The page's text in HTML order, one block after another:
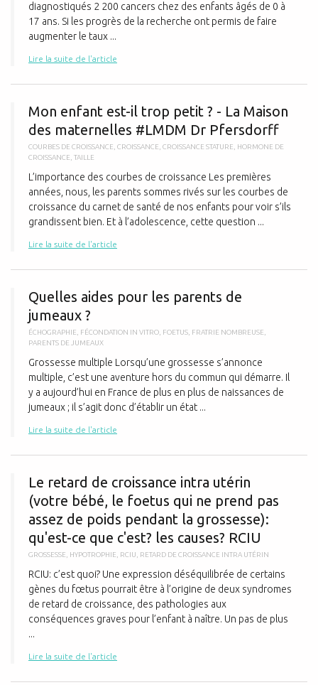
diagnostiqués 2 200 cancers chez des enfants âgés de 0 à
17 ans. Si les progrès de la recherche ont permis de faire
augmenter le taux ...
Lire la suite de l'article
Mon enfant est-il trop petit ? - La Maison
des maternelles #LMDM Dr Pfersdorff
COURBES DE CROISSANCE CROISSANCE CROISSANCE STATURE
HORMONE DE
CROISSANCE TAILLE
L’importance des courbes de croissance Les premières
années, nous, les parents sommes rivés sur les courbes de
croissance du carnet de santé de nos enfants pour voir s’ils
grandissent bien. Et à l’adolescence, cette question ...
Lire la suite de l'article
Quelles aides pour les parents de
jumeaux ?
ÉCHOGRAPHIE FÉCONDATION IN VITRO FOETUS FRATRIE NOMBREUSE
PARENTS DE JUMEAUX
Grossesse multiple Lorsqu’une grossesse s’annonce
multiple, c’est une aventure hors du commun qui démarre. Il
y a aujourd’hui en France de plus en plus de naissances de
jumeaux ; il s’agit donc d’établir un état ...
Lire la suite de l'article
Le retard de croissance intra utérin
(votre bébé, le foetus qui ne prend pas
assez de poids pendant la grossesse):
qu'est-ce que c'est? les causes? RCIU
GROSSESSE HYPOTROPHIE RCIU RETARD DE CROISSANCE INTRA UTÉRIN
RCIU: c’est quoi? Une expression déséquilibrée de certains
gènes du fœtus pourrait être à l’origine de deux syndromes
de retard de croissance, des pathologies aux
conséquences graves pour l’enfant à naître. Un pas de plus
...
Lire la suite de l'article